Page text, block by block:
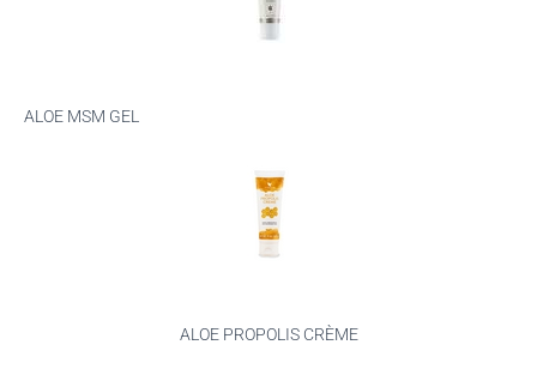
ALOE MSM GEL
ALOE PROPOLIS CRÈME